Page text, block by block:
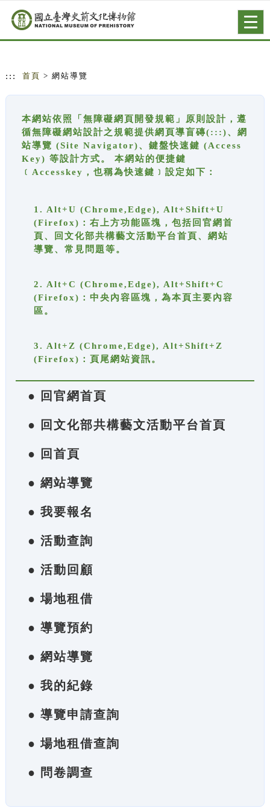
跳到主要內容
網站導覽
::: 首頁 > 網站導覽
本網站依照「無障礙網頁開發規範」原則設計，遵
循無障礙網站設計之規範提供網頁導盲磚(:::)、網
站導覽 (Site Navigator)、鍵盤快速鍵 (Access
Key) 等設計方式。 本網站的便捷鍵
﹝Accesskey，也稱為快速鍵﹞設定如下：
1. Alt+U (Chrome,Edge), Alt+Shift+U
(Firefox)：右上方功能區塊，包括回官網首
頁、回文化部共構藝文活動平台首頁、網站
導覽、常見問題等。
2. Alt+C (Chrome,Edge), Alt+Shift+C
(Firefox)：中央內容區塊，為本頁主要內容
區。
3. Alt+Z (Chrome,Edge), Alt+Shift+Z
(Firefox)：頁尾網站資訊。
● 回官網首頁
● 回文化部共構藝文活動平台首頁
● 回首頁
● 網站導覽
● 我要報名
● 活動查詢
● 活動回顧
● 場地租借
● 導覽預約
● 網站導覽
● 我的紀錄
● 導覽申請查詢
● 場地租借查詢
● 問卷調查